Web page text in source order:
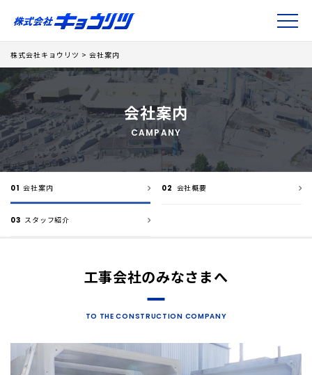
株式会社キョウリツ > 会社案内
会社案内
CAMPANY
01 会社案内 02 会社概要
03 スタッフ紹介
工事会社のみなさまへ
TO THE CONSTRUCTION COMPANY